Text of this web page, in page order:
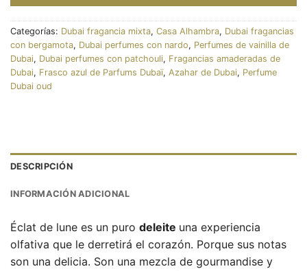
Categorías: Dubai fragancia mixta, Casa Alhambra, Dubai fragancias
con bergamota, Dubai perfumes con nardo, Perfumes de vainilla de
Dubai, Dubai perfumes con patchouli, Fragancias amaderadas de
Dubai, Frasco azul de Parfums Dubaï, Azahar de Dubai, Perfume
Dubai oud
DESCRIPCIÓN
INFORMACIÓN ADICIONAL
Éclat de lune es un puro deleite una experiencia
olfativa que le derretirá el corazón. Porque sus notas
son una delicia. Son una mezcla de gourmandise y